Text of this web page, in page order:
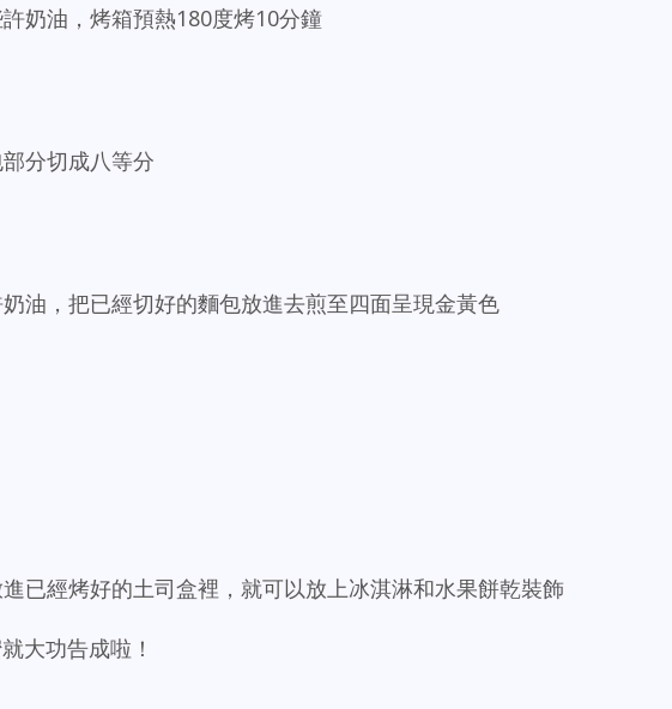
奶油，烤箱預熱180度烤10分鐘
分切成八等分
油，把已經切好的麵包放進去煎至四面呈現金黃色
已經烤好的土司盒裡，就可以放上冰淇淋和水果餅乾裝飾
大功告成啦！